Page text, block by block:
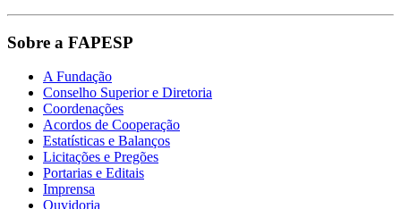
Sobre a FAPESP
A Fundação
Conselho Superior e Diretoria
Coordenações
Acordos de Cooperação
Estatísticas e Balanços
Licitações e Pregões
Portarias e Editais
Imprensa
Ouvidoria